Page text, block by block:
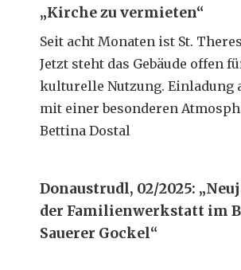
„Kirche zu vermieten“
Seit acht Monaten ist St.
Jetzt steht das Gebäude offen
kulturelle Nutzung. Einladung
mit einer besonderen
Bettina Dostal
Donaustrudl, 02/2025:
der Familienwerkstatt im
Sauerer Gockel“